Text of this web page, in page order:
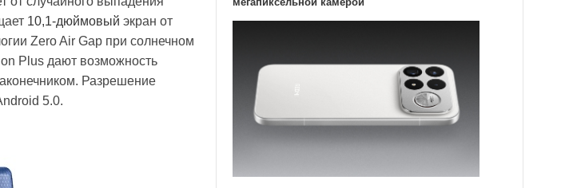
10,1-дюймовый экран от
Zero Air Gap при солнечном
Plus дают возможность
Разрешение
5.0.